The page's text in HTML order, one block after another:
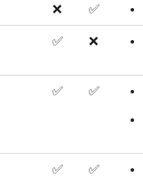
❌ ✅
✅ ❌
✅ ✅
✅ ✅